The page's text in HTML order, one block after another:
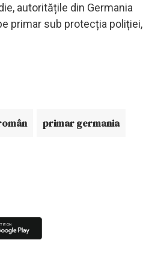
autoritățile din Germania
primar sub protecția poliției,
primar germania